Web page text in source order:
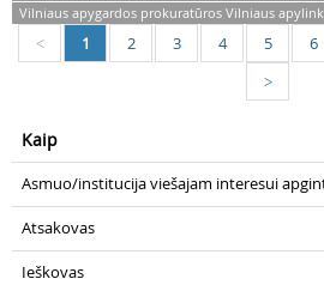
Vilniaus apygardos prokuratūros Vilniaus
< 1 2 3 4 5 6
>
Kaip
Asmuo/institucija viešajam interesui
Atsakovas
Ieškovas